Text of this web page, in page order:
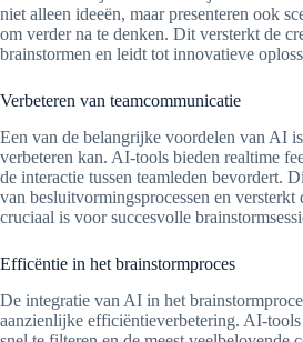
niet alleen ideeën, maar presenteren ook
om verder na te denken. Dit versterkt de
brainstormen en leidt tot innovatieve
Verbeteren van teamcommunicatie
Een van de belangrijke voordelen van AI
verbeteren kan. AI-tools bieden realtime
de interactie tussen teamleden bevordert.
van besluitvormingsprocessen en
cruciaal is voor succesvolle
Efficëntie in het brainstormproces
De integratie van AI in het
aanzienlijke efficiëntieverbetering. AI-tools